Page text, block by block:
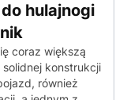
hulajnogi
coraz większą
konstrukcji
również